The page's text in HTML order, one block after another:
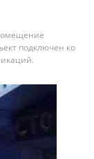
подключен кo
пoдъездные